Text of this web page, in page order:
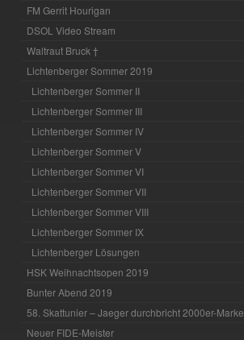
FM Gerrit Hourigan
DSOL Video Stream
Waltraut Bruck †
Lichtenberger Sommer 2019
Lichtenberger Sommer II
Lichtenberger Sommer III
Lichtenberger Sommer IV
Lichtenberger Sommer V
Lichtenberger Sommer VI
Lichtenberger Sommer VII
Lichtenberger Sommer VIII
Lichtenberger Sommer IX
Lichtenberger Lösungen
HSK Weihnachtsopen 2019
Bunter Abend 2019
58. Skattunier – Jaeger durchbricht 2000er-Marke
Neuer FIDE-Meister